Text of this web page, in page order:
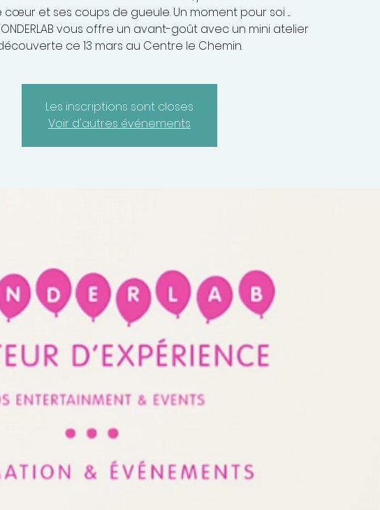
et ses coups de gueule. Un moment pour soi ...
vous offre un avant-goût avec un mini atelier
ce 13 mars au Centre le Chemin.
Les inscriptions sont closes
Voir d'autres événements